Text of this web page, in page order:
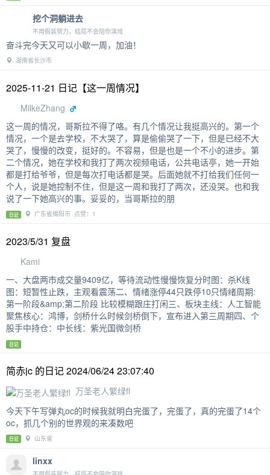
挖个洞躺进去
不用假装努力，结局不会陪你演戏
奋斗完今天又可以小歇一周，加油！
湖南省长沙市
2025-11-21 日记【这一周情况】
MilkeZhang
这一周的情况，哥斯拉不得了咯。有几个情况让我挺高兴的。第一个
情况，一个是去学校，不大哭了，算是偷偷哭了一下，但是已经不大
哭了，慢慢的改变，挺好的。不容易，但是也是一个不小的进步。第
二个情况，她在学校和我打了两次视频电话，公共电话亭，她一开始
都是打给爷爷，但是每次打电话都是哭。后面她就不打给我们任何一
个人，说是她控制不住，但是这一周和我打了两次，还没哭。也和我
说了一下她高兴的事。妥妥的，当哥斯拉的朋
日记 广东省揭阳市 点赞：1
2023/5/31 复盘
Kami
一、大盘两市成交量9409亿，等待流动性慢慢恢复分时图：杀K线
图：短暂性止跌，主观看震荡二、情绪涨停44只跌停10只情绪周期:
第一阶段&amp;第二阶段 比较模糊跟庄打闲三、板块主线：人工智能
聚焦核心：鸿博，剑桥什么时候剑桥倒下，宣布进入第三周期四、个
股手中持仓：中长线：紫光国微剑桥
日记
简赤jc 的日记 2024/06/24 23:07:40
万圣老人繁绿fl
今天下午写弹丸oc的时候我就明白完蛋了，完蛋了，真的完蛋了14个
oc，抓几个别的世界观的来凑数吧
日记 山东省
linxx